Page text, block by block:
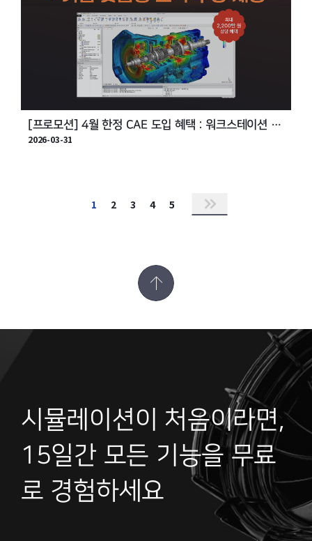
[프로모션] 4월 한정 CAE 도입 혜택 : 워크스테이션 +
기업 맞춤형 교육 무상 제공
2026-03-31
1 2 3 4 5
시뮬레이션이 처음이라면,
15일간 모든 기능을 무료
로 경험하세요